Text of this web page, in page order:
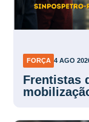
FORÇA 4 AGO
Frentistas